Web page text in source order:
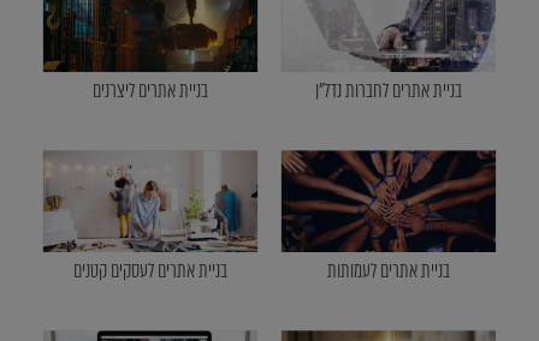
בניית אתרים לחברות נדל"ן בניית אתרים ליצרנים
בניית אתרים לעמותות בניית אתרים לעסקים קטנים